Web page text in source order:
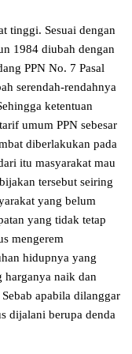
tinggi. Sesuai dengan
1984 diubah dengan
PPN No. 7 Pasal
serendah-rendahnya
ketentuan
umum PPN sebesar
diberlakukan pada
itu masyarakat mau
tersebut seiring
yang belum
yang tidak tetap
mengerem
hidupnya yang
harganya naik dan
apabila dilanggar
dijalani berupa denda